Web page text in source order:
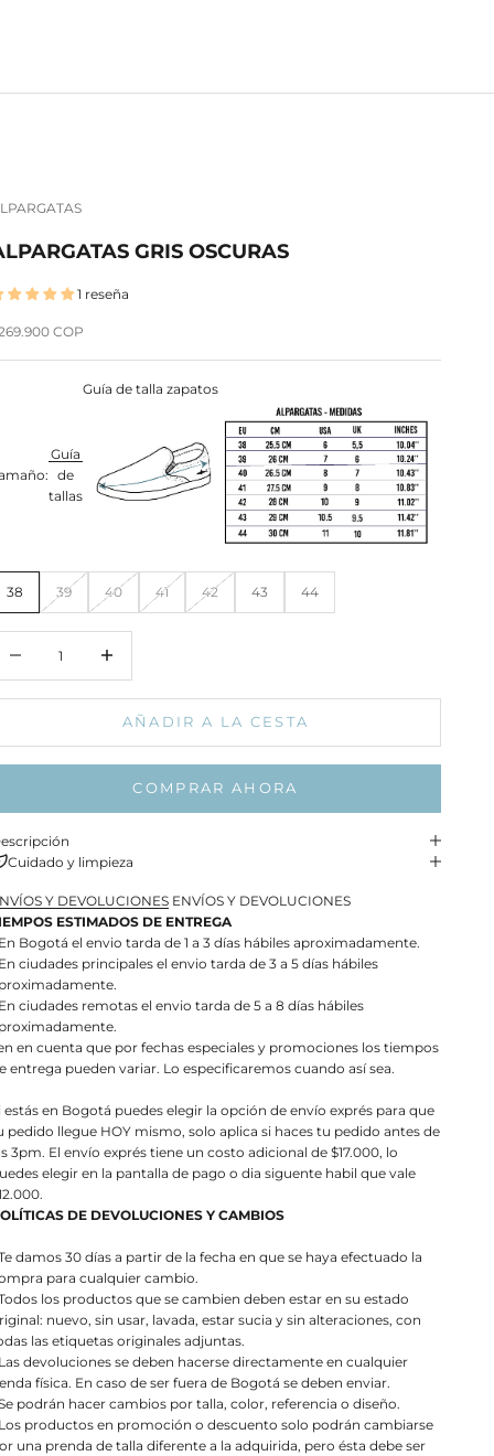
GRIS OSCURAS
1 reseña
de oferta
COP
Guía
de
tallas
Guía de talla zapatos
38 39 40 41 42 43 44
AÑADIR A LA CESTA
COMPRAR AHORA
Cuidado y limpieza
Y DEVOLUCIONES ENVÍOS Y DEVOLUCIONES
ESTIMADOS DE ENTREGA
En Bogotá el envio tarda de 1 a 3 días hábiles aproximadamente.
En ciudades principales el envio tarda de 3 a 5 días hábiles
En ciudades remotas el envio tarda de 5 a 8 días hábiles
en cuenta que por fechas especiales y promociones los tiempos
entrega pueden variar. Lo especificaremos cuando así sea.
estás en Bogotá puedes elegir la opción de envío exprés para que
pedido llegue HOY mismo, solo aplica si haces tu pedido antes de
3pm. El envío exprés tiene un costo adicional de $17.000, lo
elegir en la pantalla de pago o dia siguente habil que vale
DE DEVOLUCIONES Y CAMBIOS
Te damos 30 días a partir de la fecha en que se haya efectuado la
para cualquier cambio.
Todos los productos que se cambien deben estar en su estado
nuevo, sin usar, lavada, estar sucia y sin alteraciones, con
las etiquetas originales adjuntas.
Las devoluciones se deben hacerse directamente en cualquier
física. En caso de ser fuera de Bogotá se deben enviar.
Se podrán hacer cambios por talla, color, referencia o diseño.
Los productos en promoción o descuento solo podrán cambiarse
una prenda de talla diferente a la adquirida, pero ésta debe ser